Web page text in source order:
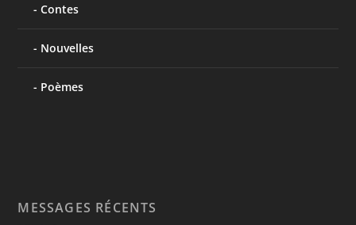
Contes
Nouvelles
Poèmes
MESSAGES RÉCENTS